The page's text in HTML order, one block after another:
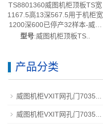
TS8801360威图机柜顶板TS宽
1167.5高13深567.5用于机柜宽
1200深600已停产32样本-威图
机柜空调维修威图风扇威图电
型号:威图机柜顶板TS..
产品分类
威图机柜VXIT网孔门7035...
威图机柜VXIT网孔门7035...